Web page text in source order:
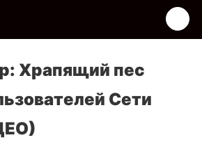
Храпящий пес
Сети